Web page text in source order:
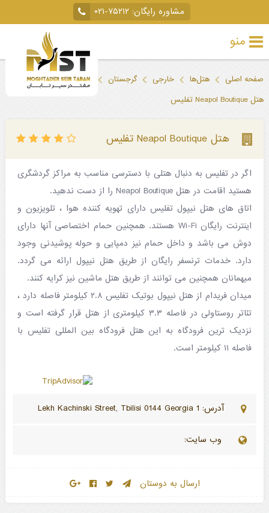
مشاوره رایگان: ۰۲۱-۷۵۲۱۲
منو
داخلی
لحظه
آخری
جاذبه‌های
گردشگری
صفحه اصلی هتل‌ها خارجی گرجستان
تفلیس
هتل Neapol Boutique تفلیس
هتل Neapol Boutique تفلیس
اگر در تفلیس به دنبال هتلی با دسترسی مناسب به مراکز گردشگری
هستید اقامت در هتل Neapol Boutique را از دست ندهید.
اتاق های هتل نیپول تفلیس دارای تهویه کننده هوا ، تلویزیون و
اینترنت رایگان Wi-Fi هستند. همچنین حمام اختصاصی آنها دارای
دوش می باشد و داخل حمام نیز دمپایی و حوله پوشیدنی وجود
دارد. خدمات ترنسفر رایگان از طریق هتل نیپول ارائه می گردد.
میهمانان همچنین می توانند از طریق هتل ماشین نیز کرایه کنند.
میدان فریدام از هتل نیپول بوتیک تفلیس ۲.۸ کیلومتر فاصله دارد ،
تئاتر روستاولی در فاصله ۳.۳ کیلومتری از هتل قرار گرفته است و
نزدیک ترین فرودگاه به این هتل فرودگاه بین المللی تفلیس با
فاصله ۱۱ کیلومتر است.
آدرس: 1 Lekh Kachinski Street, Tbilisi 0144 Georgia
وب سایت:
ارسال به دوستان